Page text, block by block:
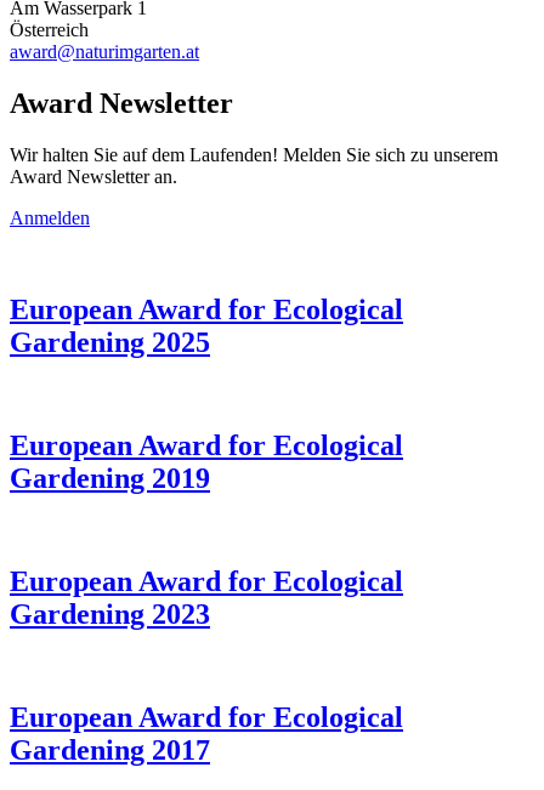
Am Wasserpark 1
Österreich
award@naturimgarten.at
Award Newsletter
Wir halten Sie auf dem Laufenden! Melden Sie sich zu unserem
Award Newsletter an.
Anmelden
European Award for Ecological
Gardening 2025
European Award for Ecological
Gardening 2019
European Award for Ecological
Gardening 2023
European Award for Ecological
Gardening 2017